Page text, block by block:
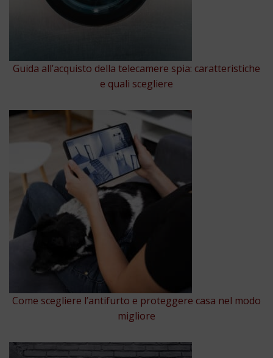
Guida all’acquisto della telecamere spia: caratteristiche
e quali scegliere
Come scegliere l’antifurto e proteggere casa nel modo
migliore